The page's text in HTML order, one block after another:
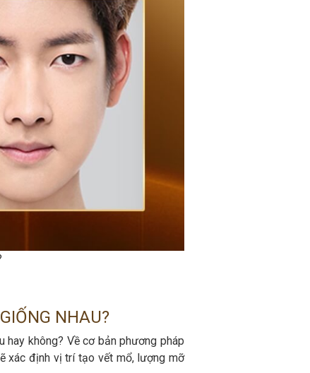
NHAU?
hay không? Về cơ bản phương pháp
xác định vị trí tạo vết mổ, lượng mỡ